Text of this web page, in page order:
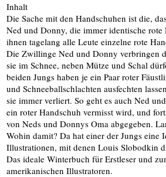
Inhalt
Die Sache mit den Handschuhen ist die,
Ned und Donny, die immer identische
ihnen tagelang alle Leute einzelne rote
Die Zwillinge Ned und Donny verbringen
sie im Schnee, neben Mütze und Schal
beiden Jungs haben je ein Paar roter
und Schneeballschlachten ausfechten
sie immer verliert. So geht es auch Ned
ein roter Handschuh vermisst wird, und
von Neds und Donnys Oma abgegeben.
Wohin damit? Da hat einer der Jungs
Illustrationen, mit denen Louis Slobodkin
Das ideale Winterbuch für Erstleser und
amerikanischen Illustratoren.